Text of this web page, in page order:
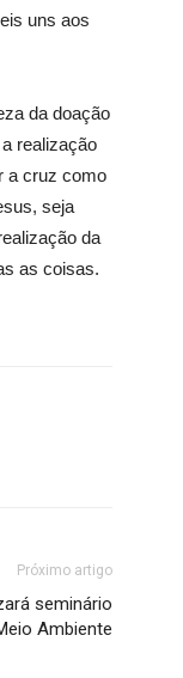
uns aos
da doação
realização
a cruz como
seja
da
as coisas.
Próximo artigo
seminário
Ambiente